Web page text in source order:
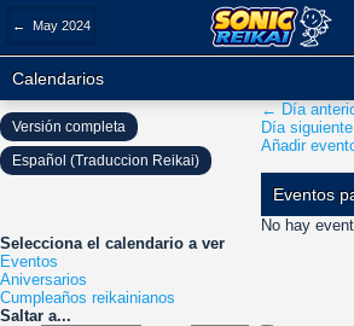
← May 2024
Calendarios
← Día
Día
Añadir
Eventos
No hay
Selecciona el calendario a ver
Eventos
Aniversarios
Cumpleaños reikainianos
Saltar a...
Versión completa
Español (Traduccion Reikai)